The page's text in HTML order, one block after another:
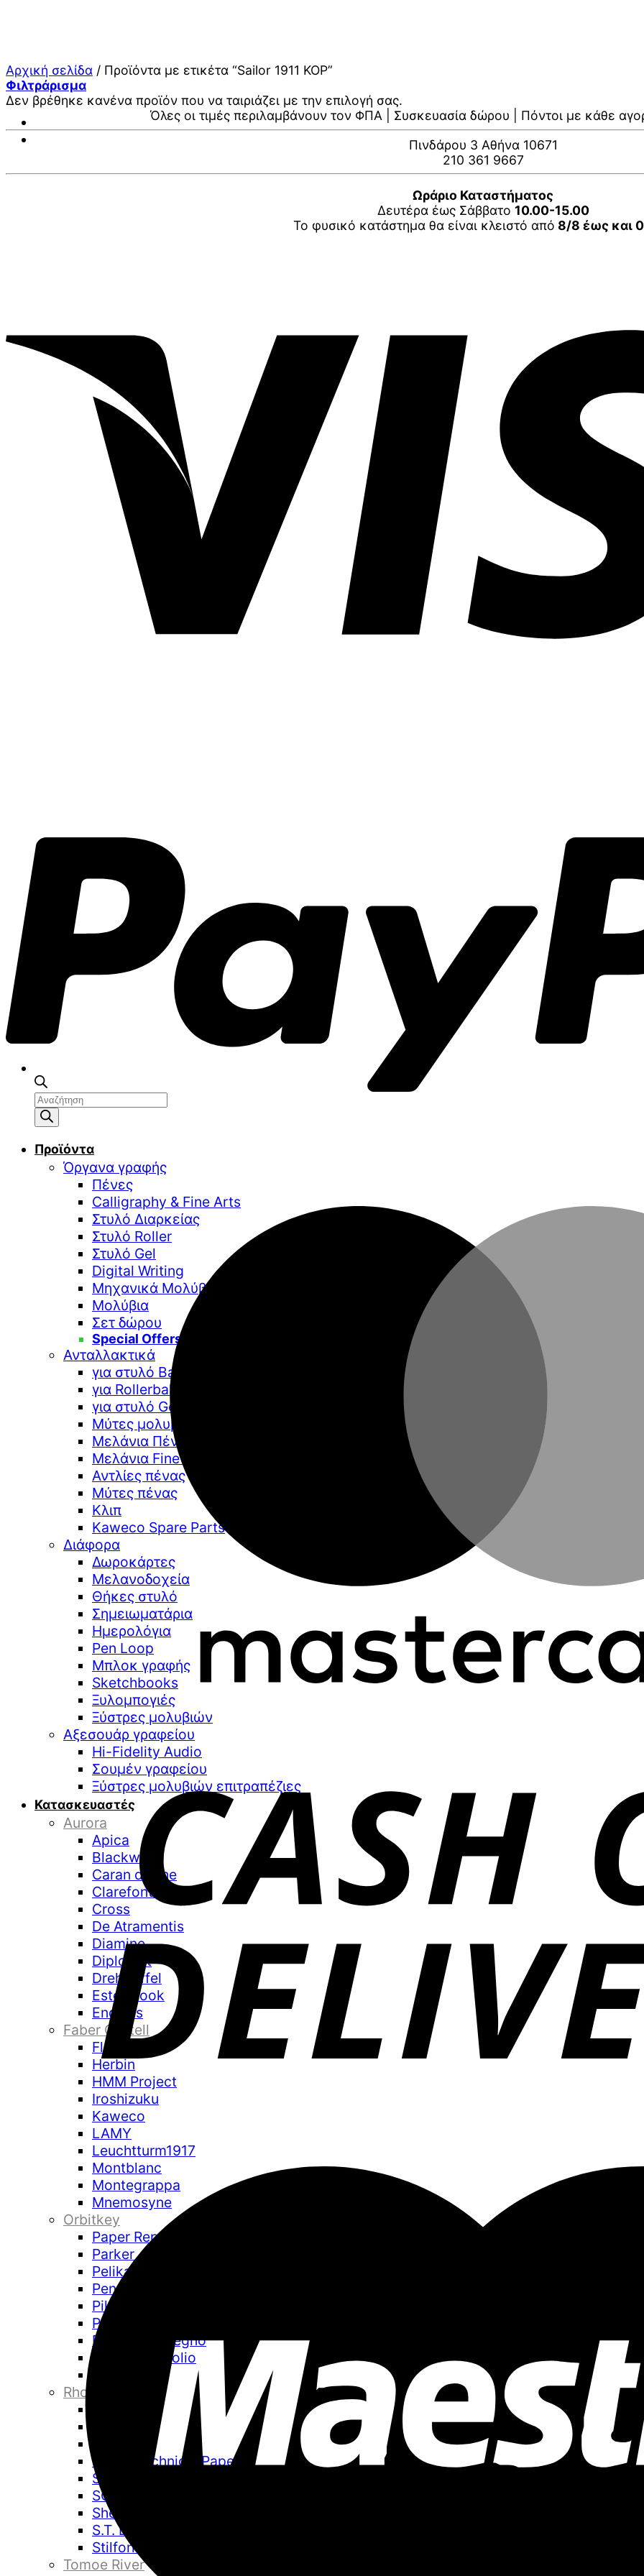
Αναζήτηση
προϊόντων
Προϊόντα
Όργανα γραφής
Πένες
Calligraphy & Fine Arts
Στυλό Διαρκείας
Στυλό Roller
Στυλό Gel
Digital Writing
Μηχανικά Μολύβια
Μολύβια
Σετ δώρου
Special Offers
Ανταλλακτικά
για στυλό Ballpoint
για Rollerball
για στυλό Gel
Μύτες μολυβιών
Μελάνια Πένας
Μελάνια Fine Art
Αντλίες πένας
Μύτες πένας
Κλιπ
Kaweco Spare Parts
Διάφορα
Δωροκάρτες
Μελανοδοχεία
Θήκες στυλό
Σημειωματάρια
Ημερολόγια
Pen Loop
Μπλοκ γραφής
Sketchbooks
Ξυλομπογιές
Ξύστρες μολυβιών
Αξεσουάρ γραφείου
Hi-Fidelity Audio
Σουμέν γραφείου
Ξύστρες μολυβιών επιτραπέζιες
Κατασκευαστές
Aurora
Apica
Blackwing
Caran d’Ache
Clarefontaine
Cross
De Atramentis
Diamine
Diplomat
Drehgriffel
Esterbrook
Endless
Faber Castell
Flexbook
Herbin
HMM Project
Iroshizuku
Kaweco
LAMY
Leuchtturm1917
Montblanc
Montegrappa
Mnemosyne
Orbitkey
Paper Republic
Parker
Pelikan
Pentel
Pilot
Pineider
Pininfarina Segno
Pininfarina Folio
Rhodia
Sakae Technical Paper
Schmidt
SCRIBO
Sheaffer
S.T. Dupont
Stilform
Tomoe River
Αρχική σελίδα / Προϊόντα με ετικέτα “Sailor 1911 KOP”
Φιλτράρισμα
Δεν βρέθηκε κανένα προϊόν που να ταιριάζει με την επιλογή σας.
Όλες οι τιμές περιλαμβάνουν τον ΦΠΑ | Συσκευασία δώρου | Πόντοι με κάθε
Πινδάρου 3 Αθήνα 10671
210 361 9667
Ωράριο Καταστήματος
Δευτέρα έως Σάββατο 10.00-15.00
Το φυσικό κατάστημα θα είναι κλειστό από 8/8 έως και